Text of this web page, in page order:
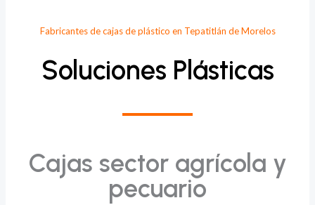
Fabricantes de cajas de plástico en Tepatitlán de Morelos
Soluciones Plásticas
Cajas sector agrícola y
pecuario